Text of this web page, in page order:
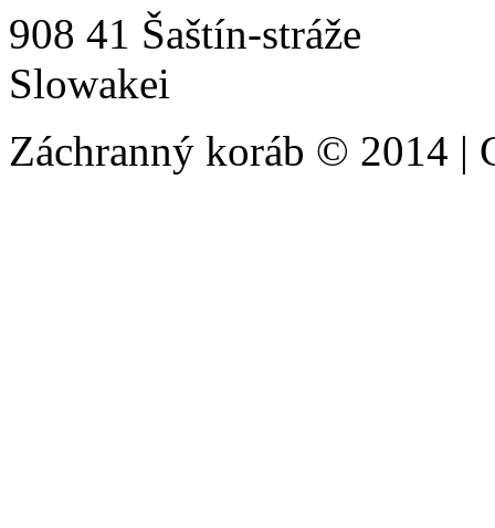
908 41 Šaštín-stráže
Slowakei
Záchranný koráb © 2014 |